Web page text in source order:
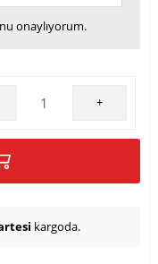
onaylıyorum.
+
kargoda.